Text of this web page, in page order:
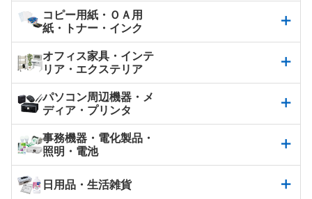
コピー用紙・ＯＡ用
紙・トナー・インク
オフィス家具・インテ
リア・エクステリア
パソコン周辺機器・メ
ディア・プリンタ
事務機器・電化製品・
照明・電池
日用品・生活雑貨